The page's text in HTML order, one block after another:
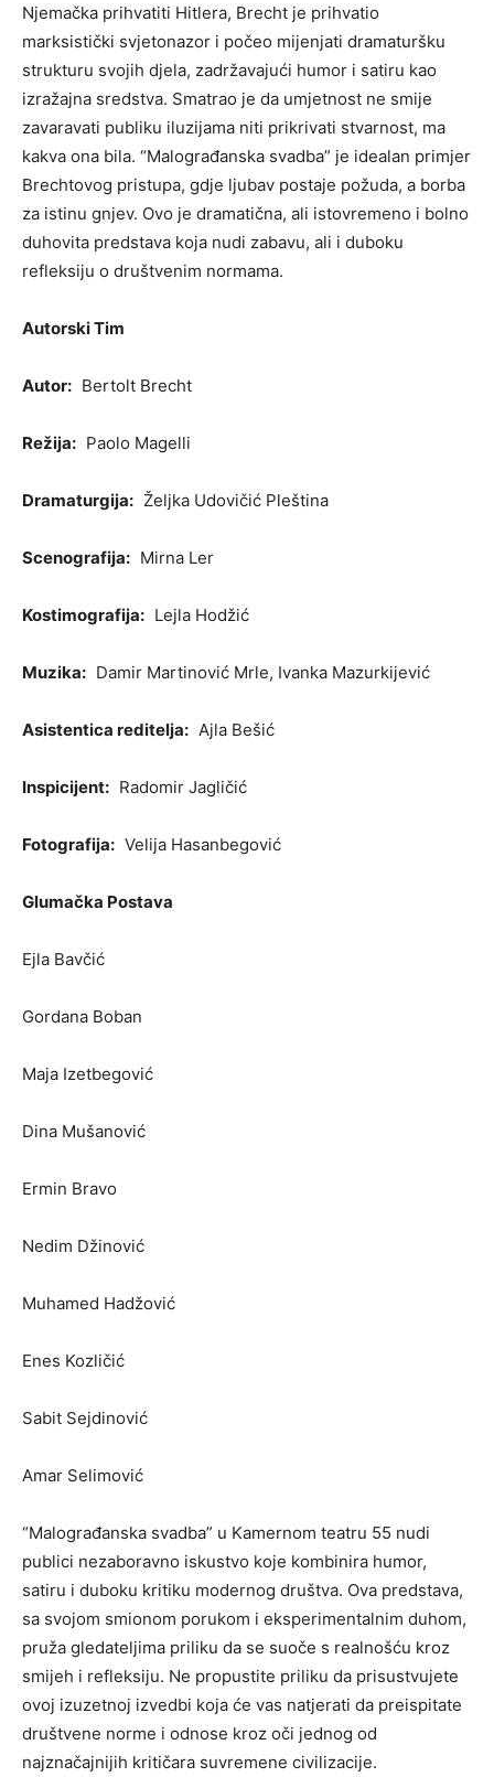
Njemačka prihvatiti Hitlera, Brecht je prihvatio
marksistički svjetonazor i počeo mijenjati dramaturšku
strukturu svojih djela, zadržavajući humor i satiru kao
izražajna sredstva. Smatrao je da umjetnost ne smije
zavaravati publiku iluzijama niti prikrivati stvarnost, ma
kakva ona bila. “Malograđanska svadba” je idealan primjer
Brechtovog pristupa, gdje ljubav postaje požuda, a borba
za istinu gnjev. Ovo je dramatična, ali istovremeno i bolno
duhovita predstava koja nudi zabavu, ali i duboku
refleksiju o društvenim normama.
Autorski Tim
Autor: Bertolt Brecht
Režija: Paolo Magelli
Dramaturgija: Željka Udovičić Pleština
Scenografija: Mirna Ler
Kostimografija: Lejla Hodžić
Muzika: Damir Martinović Mrle, Ivanka Mazurkijević
Asistentica reditelja: Ajla Bešić
Inspicijent: Radomir Jagličić
Fotografija: Velija Hasanbegović
Glumačka Postava
Ejla Bavčić
Gordana Boban
Maja Izetbegović
Dina Mušanović
Ermin Bravo
Nedim Džinović
Muhamed Hadžović
Enes Kozličić
Sabit Sejdinović
Amar Selimović
“Malograđanska svadba” u Kamernom teatru 55 nudi
publici nezaboravno iskustvo koje kombinira humor,
satiru i duboku kritiku modernog društva. Ova predstava,
sa svojom smionom porukom i eksperimentalnim duhom,
pruža gledateljima priliku da se suoče s realnošću kroz
smijeh i refleksiju. Ne propustite priliku da prisustvujete
ovoj izuzetnoj izvedbi koja će vas natjerati da preispitate
društvene norme i odnose kroz oči jednog od
najznačajnijih kritičara suvremene civilizacije.